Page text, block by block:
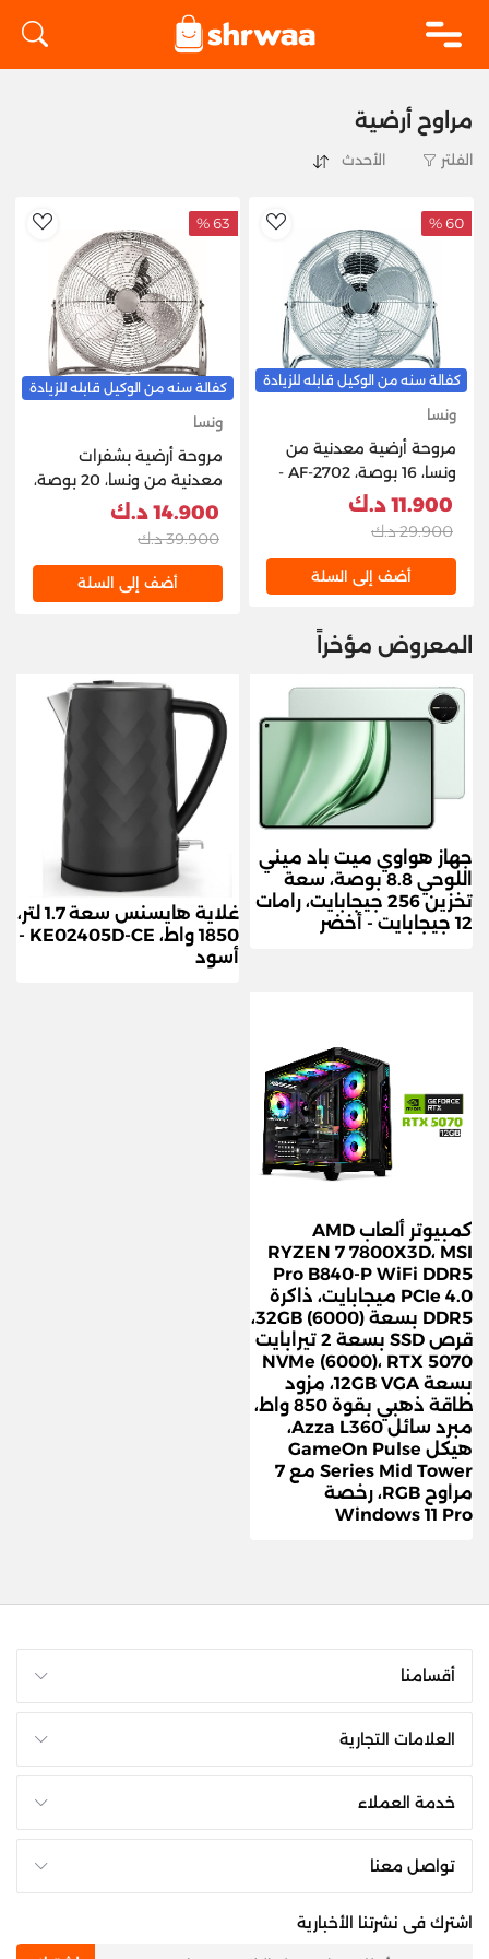
مراوح أرضية
الفلتر
AddToWishlist
60 %
كفالة سنه من الوكيل قابله للزيادة
ونسا
مروحة أرضية معدنية من
ونسا، 16 بوصة، AF-2702 -
ستانلس ستيل
11.900 د.ك
29.900 د.ك
أضف إلى السلة
63 %
كفالة سنه من الوكيل قابله للزيادة
ونسا
مروحة أرضية بشفرات
معدنية من ونسا، 20 بوصة،
AF-6703 - ستانلس ستيل
14.900 د.ك
39.900 د.ك
أضف إلى السلة
المعروض مؤخراً
جهاز هواوي ميت باد ميني
اللوحي 8.8 بوصة، سعة
تخزين 256 جيجابايت، رامات
12 جيجابايت - أخضر
غلاية هايسنس سعة 1.7 لتر،
1850 واط، KE02405D-CE -
أسود
كمبيوتر ألعاب AMD
RYZEN 7 7800X3D، MSI
Pro B840-P WiFi DDR5
PCIe 4.0 ميجابايت، ذاكرة
DDR5 بسعة 32GB (6000)،
قرص SSD بسعة 2 تيرابايت
NVMe (6000)، RTX 5070
بسعة 12GB VGA، مزود
طاقة ذهبي بقوة 850 واط،
مبرد سائل Azza L360،
هيكل GameOn Pulse
Series Mid Tower مع 7
مراوح RGB، رخصة
Windows 11 Pro
أقسامنا
العلامات التجارية
خدمة العملاء
تواصل معنا
اشترك فى نشرتنا الأخبارية